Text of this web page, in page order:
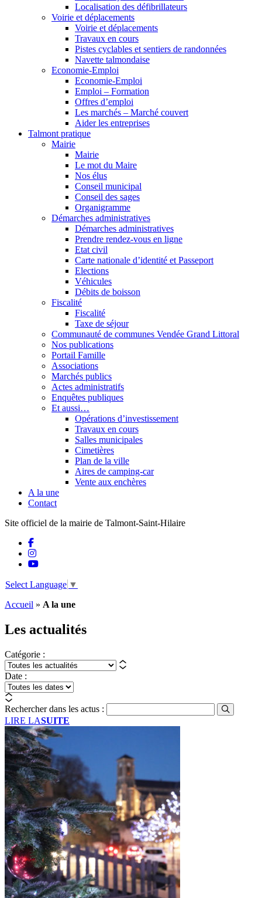
Localisation des défibrillateurs
Voirie et déplacements
Voirie et déplacements
Travaux en cours
Pistes cyclables et sentiers de randonnées
Navette talmondaise
Economie-Emploi
Economie-Emploi
Emploi – Formation
Offres d’emploi
Les marchés – Marché couvert
Aider les entreprises
Talmont pratique
Mairie
Mairie
Le mot du Maire
Nos élus
Conseil municipal
Conseil des sages
Organigramme
Démarches administratives
Démarches administratives
Prendre rendez-vous en ligne
Etat civil
Carte nationale d’identité et Passeport
Elections
Véhicules
Débits de boisson
Fiscalité
Fiscalité
Taxe de séjour
Communauté de communes Vendée Grand Littoral
Nos publications
Portail Famille
Associations
Marchés publics
Actes administratifs
Enquêtes publiques
Et aussi…
Opérations d’investissement
Travaux en cours
Salles municipales
Cimetières
Plan de la ville
Aires de camping-car
Vente aux enchères
A la une
Contact
Site officiel de la mairie de Talmont-Saint-Hilaire
Select Language ▼
Accueil » A la une
Les actualités
Catégorie :
Date :
Rechercher dans les actus :
LIRE LASUITE